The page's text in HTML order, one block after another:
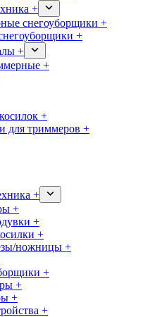
+
снегоуборщики +
+
+
+
+
для триммеров +
+
+
+
+
ножницы +
+
+
+
+